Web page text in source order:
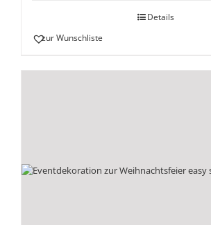
Details
zur Wunschliste